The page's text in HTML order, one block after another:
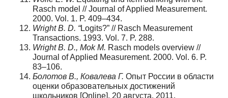
Rasch model // Journal of Applied Measurement.
2000. Vol. 1. P. 409–434.
Wright B. D. “Logits?” // Rasch Measurement
Transactions. 1993. Vol. 7. P. 288.
Wright B. D., Mok M. Rasch models overview //
Journal of Applied Measurement. 2000. Vol. 6. P.
83–106.
Болотов В., Ковалева Г. Опыт России в области
оценки образовательных достижений
школьников [Online]. 20 августа, 2011.